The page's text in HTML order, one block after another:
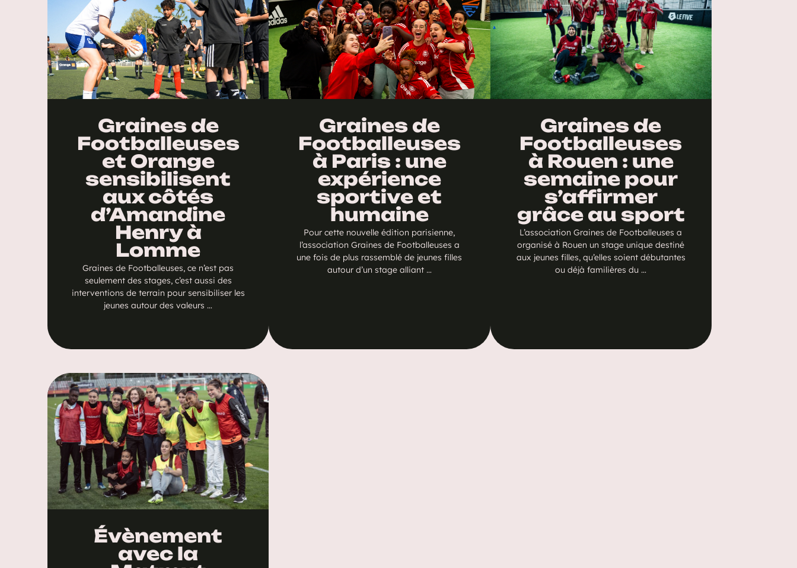
Graines de
Footballeuses
et Orange
sensibilisent
aux côtés
d’Amandine
Henry à
Lomme
Graines de Footballeuses, ce n’est pas
seulement des stages, c’est aussi des
interventions de terrain pour sensibiliser les
jeunes autour des valeurs …
Graines de
Footballeuses
à Paris : une
expérience
sportive et
humaine
Pour cette nouvelle édition parisienne,
l’association Graines de Footballeuses a
une fois de plus rassemblé de jeunes filles
autour d’un stage alliant …
Graines de
Footballeuses
à Rouen : une
semaine pour
s’affirmer
grâce au sport
L’association Graines de Footballeuses a
organisé à Rouen un stage unique destiné
aux jeunes filles, qu’elles soient débutantes
ou déjà familières du …
Évènement
avec la